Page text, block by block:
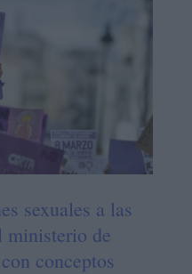
sexuales a las
ministerio de
conceptos